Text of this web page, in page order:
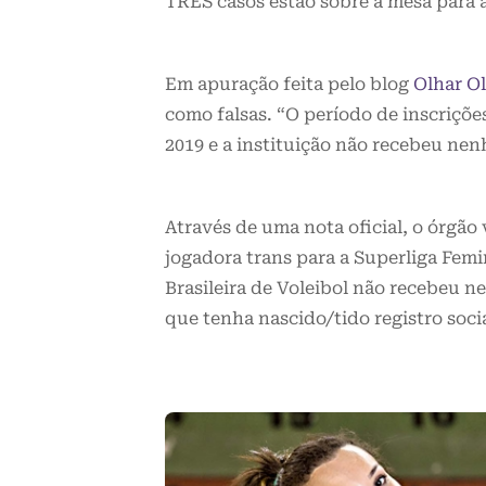
Em apuração feita pelo blog Olhar
como falsas. “O período de
2019 e a instituição não recebeu
Através de uma nota oficial, o
jogadora trans para a Superliga
Brasileira de Voleibol não recebeu
que tenha nascido/tido registro